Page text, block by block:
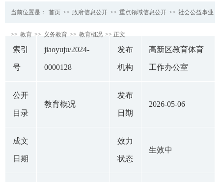
当前位置是： 首页 >> 政府信息公开 >> 重点领域信息公开 >> 社会公益事业
>> 教育 >> 义务教育 >> 教育概况 >> 正文
索引
号
jiaoyuju/2024-
0000128
发布
机构
高新区教育体育
工作办公室
公开
目录
教育概况
发布
日期
2026-05-06
成文
日期
效力
状态
生效中